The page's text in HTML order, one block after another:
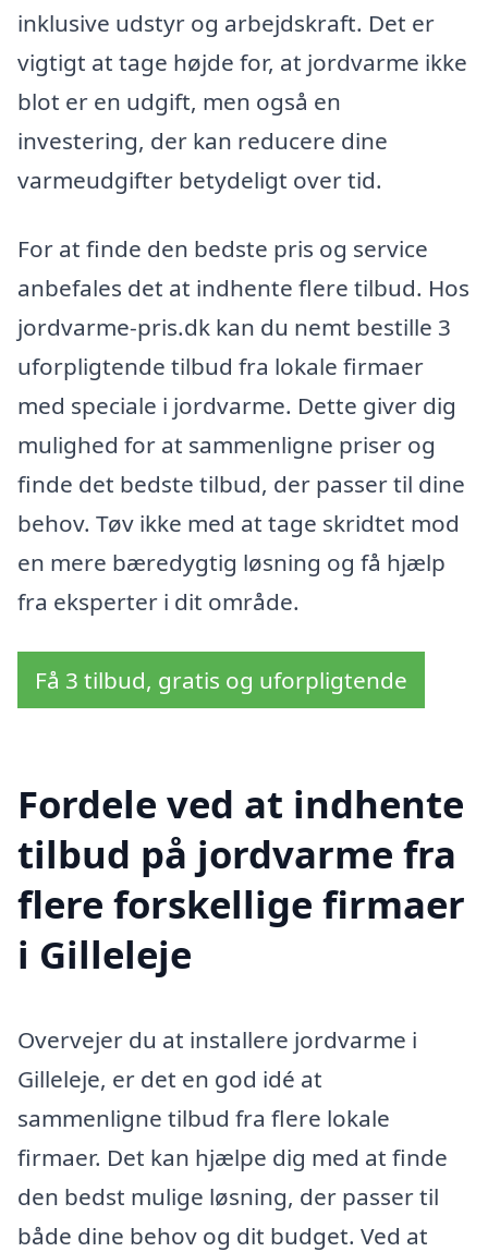
inklusive udstyr og arbejdskraft. Det er
vigtigt at tage højde for, at jordvarme ikke
blot er en udgift, men også en
investering, der kan reducere dine
varmeudgifter betydeligt over tid.
For at finde den bedste pris og service
anbefales det at indhente flere tilbud. Hos
jordvarme-pris.dk kan du nemt bestille 3
uforpligtende tilbud fra lokale firmaer
med speciale i jordvarme. Dette giver dig
mulighed for at sammenligne priser og
finde det bedste tilbud, der passer til dine
behov. Tøv ikke med at tage skridtet mod
en mere bæredygtig løsning og få hjælp
fra eksperter i dit område.
Få 3 tilbud, gratis og uforpligtende
Fordele ved at indhente
tilbud på jordvarme fra
flere forskellige firmaer
i Gilleleje
Overvejer du at installere jordvarme i
Gilleleje, er det en god idé at
sammenligne tilbud fra flere lokale
firmaer. Det kan hjælpe dig med at finde
den bedst mulige løsning, der passer til
både dine behov og dit budget. Ved at